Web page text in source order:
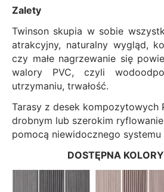
Zalety
Twinson skupia w sobie
atrakcyjny, naturalny wygląd,
czy małe nagrzewanie się
walory PVC, czyli
utrzymaniu, trwałość.
Tarasy z desek kompozytowych
drobnym lub szerokim
pomocą niewidocznego systemu
DOSTĘPNA